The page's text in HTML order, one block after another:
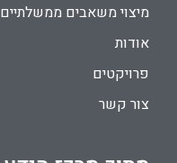
מיצוי משאבים ממשלתיים
אודות
פרויקטים
צור קשר